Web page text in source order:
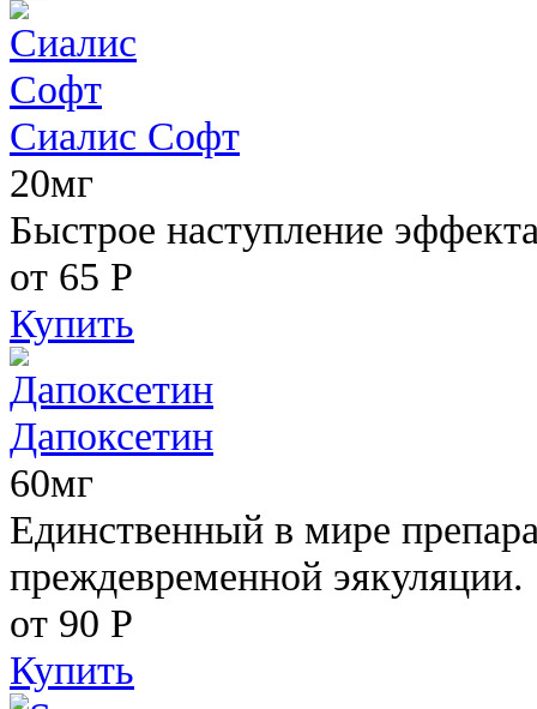
Сиалис Софт
20мг
Быстрое наступление
от 65 Р
Купить
Дапоксетин
60мг
Единственный в мире
преждевременной эякуляции.
от 90 Р
Купить